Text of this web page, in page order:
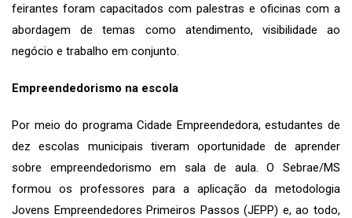
feirantes foram capacitados com palestras e oficinas com a
abordagem de temas como atendimento, visibilidade ao
negócio e trabalho em conjunto.
Empreendedorismo na escola
Por meio do programa Cidade Empreendedora, estudantes de
dez escolas municipais tiveram oportunidade de aprender
sobre empreendedorismo em sala de aula. O Sebrae/MS
formou os professores para a aplicação da metodologia
Jovens Empreendedores Primeiros Passos (JEPP) e, ao todo,